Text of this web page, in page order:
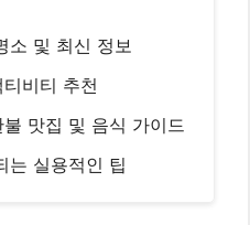
소 및 최신 정보
비티 추천
맛집 및 음식 가이드
는 실용적인 팁